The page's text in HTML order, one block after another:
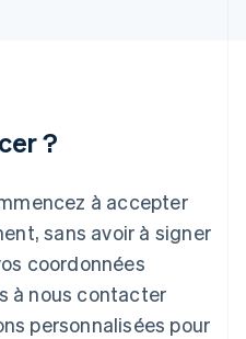
?
à accepter
sans avoir à signer
coordonnées
à nous contacter
personnalisées pour